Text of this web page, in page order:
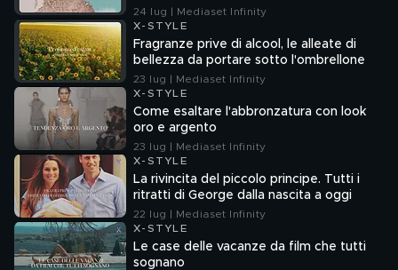
24 lug | Mediaset Infinity
X-STYLE
Fragranze prive di alcool, le alleate di
bellezza da portare sotto l'ombrellone
23 lug | Mediaset Infinity
X-STYLE
Come esaltare l'abbronzatura con look
oro e argento
23 lug | Mediaset Infinity
X-STYLE
La rivincita del piccolo principe. Tutti i
ritratti di George dalla nascita a oggi
22 lug | Mediaset Infinity
X-STYLE
Le case delle vacanze da film che tutti
sognano